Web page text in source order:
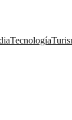
Tecnología